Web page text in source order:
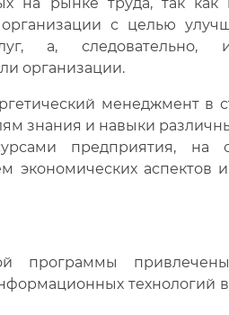
с целью
а, следовательно,
организации.
менеджмент в
знания и навыки
предприятия, на
экономических аспектов
программы
технологий в